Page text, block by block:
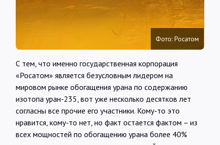
Карты
@Infotek_Russia
Фото: Росатом
С тем, что именно государственная корпорация
«Росатом» является безусловным лидером на
мировом рынке обогащения урана по содержанию
изотопа уран-235, вот уже несколько десятков лет
согласны все прочие его участники. Кому-то это
нравится, кому-то нет, но факт остается фактом – из
всех мощностей по обогащению урана более 40%